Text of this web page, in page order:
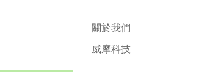
關於我們
威摩科技